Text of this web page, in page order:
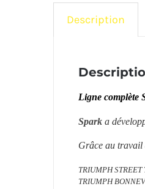
Description
Ligne complète
Spark a
Grâce au travail
TRIUMPH
TRIUMPH